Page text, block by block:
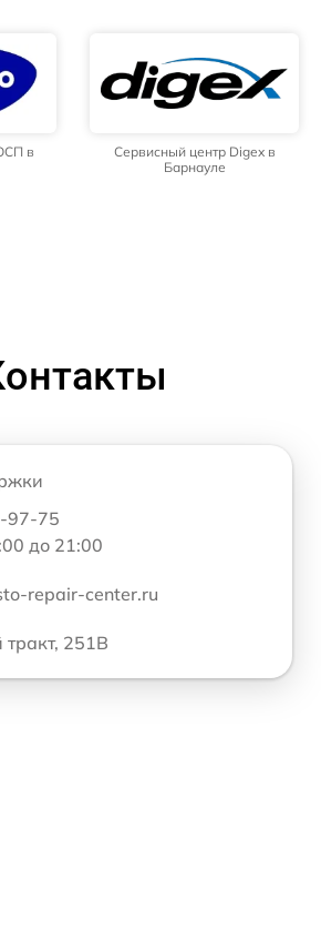
в
Сервисный центр Digex в
Барнауле
97-75
до 21:00
repair-center.ru
тракт, 251В